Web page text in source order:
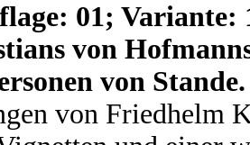
01; Variante:
von
von Stande.
von Friedhelm